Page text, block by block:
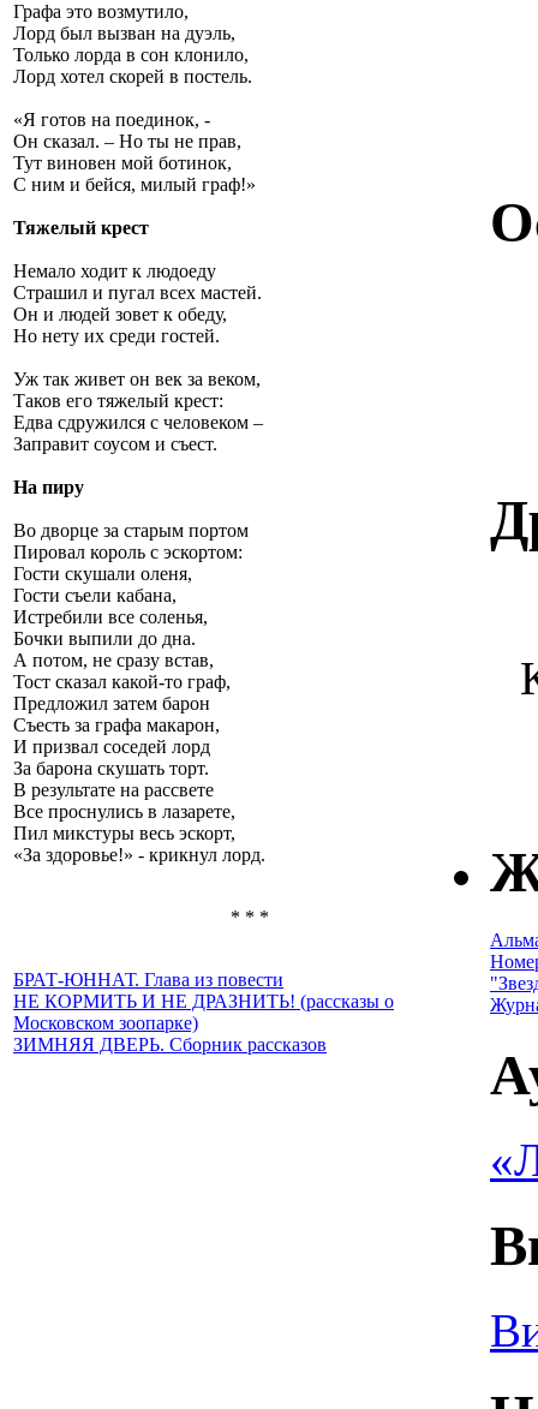
Графа это возмутило,
Лорд был вызван на дуэль,
Только лорда в сон клонило,
Лорд хотел скорей в постель.
«Я готов на поединок, -
Он сказал. – Но ты не прав,
Тут виновен мой ботинок,
С ним и бейся, милый граф!»
Тяжелый крест
Немало ходит к людоеду
Страшил и пугал всех мастей.
Он и людей зовет к обеду,
Но нету их среди гостей.
Уж так живет он век за веком,
Таков его тяжелый крест:
Едва сдружился с человеком –
Заправит соусом и съест.
На пиру
Во дворце за старым портом
Пировал король с эскортом:
Гости скушали оленя,
Гости съели кабана,
Истребили все соленья,
Бочки выпили до дна.
А потом, не сразу встав,
Тост сказал какой-то граф,
Предложил затем барон
Съесть за графа макарон,
И призвал соседей лорд
За барона скушать торт.
В результате на рассвете
Все проснулись в лазарете,
Пил микстуры весь эскорт,
«За здоровье!» - крикнул лорд.
* * *
БРАТ-ЮННАТ. Глава из повести
НЕ КОРМИТЬ И НЕ ДРАЗНИТЬ! (рассказы о
Московском зоопарке)
ЗИМНЯЯ ДВЕРЬ. Сборник рассказов